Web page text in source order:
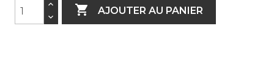
 AJOUTER AU PANIER